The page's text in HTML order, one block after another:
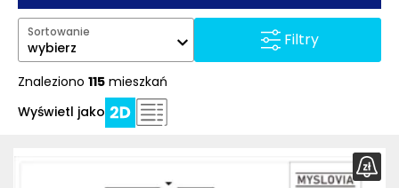
Filtry
Sortowanie
wybierz
Znaleziono 115 mieszkań
Wyświetl jako